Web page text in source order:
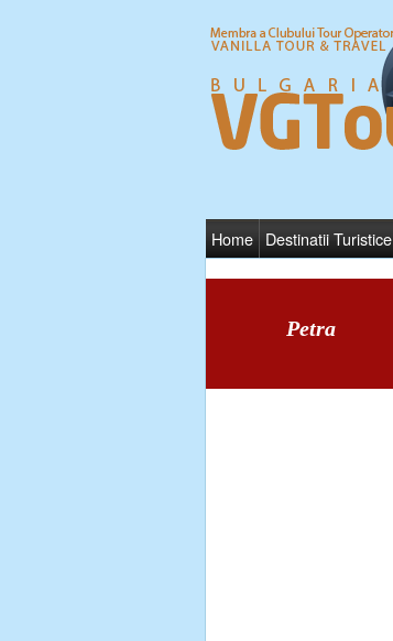
Home Destinatii Turistice
Petra